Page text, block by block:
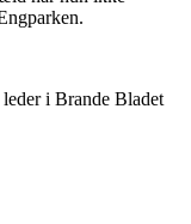
i Brande Bladet